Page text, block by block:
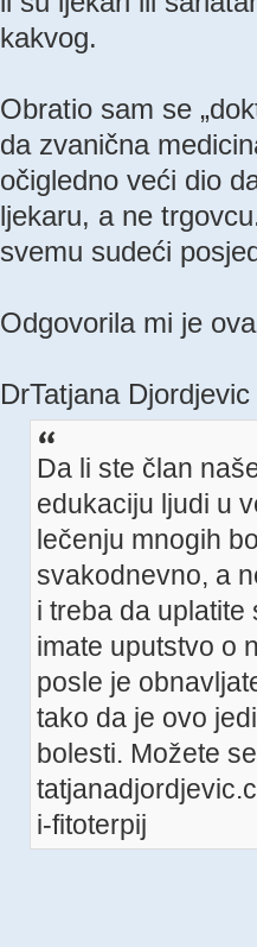
kakvog.
Obratio sam se
da zvanična
očigledno veći dio
ljekaru, a ne
svemu sudeći
Odgovorila mi je
DrTatjana Djordjevic
Da li ste član
edukaciju ljudi u
lečenju mnogih
svakodnevno, a
i treba da
imate uputstvo o
posle je
tako da je ovo
bolesti. Možete
i-fitoterpij